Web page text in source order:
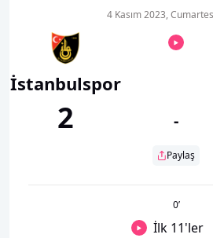
İstanbulspor
2
4 Kasım 2023,
-
Paylaş
0’
İlk 11'ler